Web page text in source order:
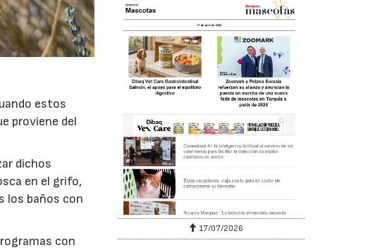
estos
proviene del
dichos
en el grifo,
los baños con
con
17/07/2026